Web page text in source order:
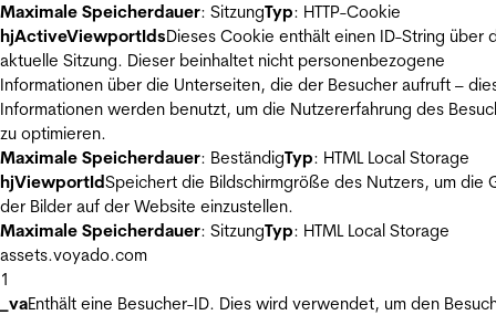
Maximale Speicherdauer: SitzungTyp: HTTP-Cookie
hjActiveViewportIdsDieses Cookie enthält einen ID-String über
aktuelle Sitzung. Dieser beinhaltet nicht personenbezogene
Informationen über die Unterseiten, die der Besucher aufruft –
Informationen werden benutzt, um die Nutzererfahrung des
zu optimieren.
Maximale Speicherdauer: BeständigTyp: HTML Local Storage
hjViewportIdSpeichert die Bildschirmgröße des Nutzers, um die
der Bilder auf der Website einzustellen.
Maximale Speicherdauer: SitzungTyp: HTML Local Storage
assets.voyado.com
1
_vaEnthält eine Besucher-ID. Dies wird verwendet, um den